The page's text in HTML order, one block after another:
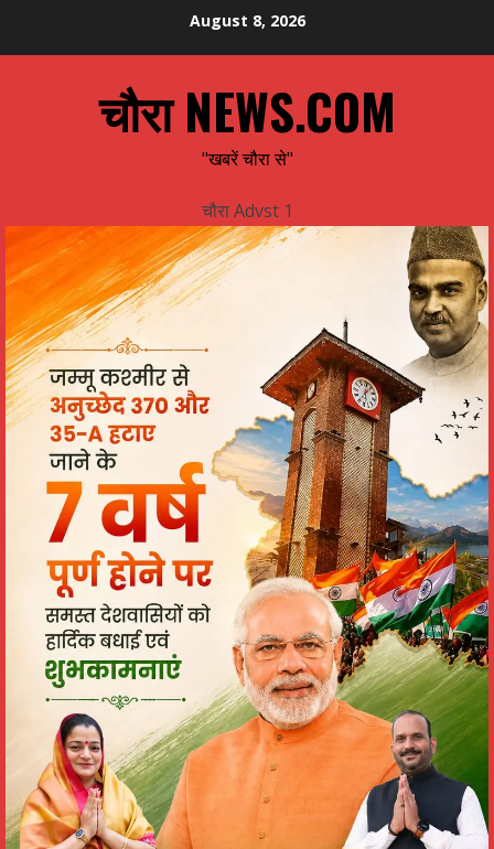
August 8, 2026
चौरा NEWS.COM
"खबरें चौरा से"
चौरा Advst 1